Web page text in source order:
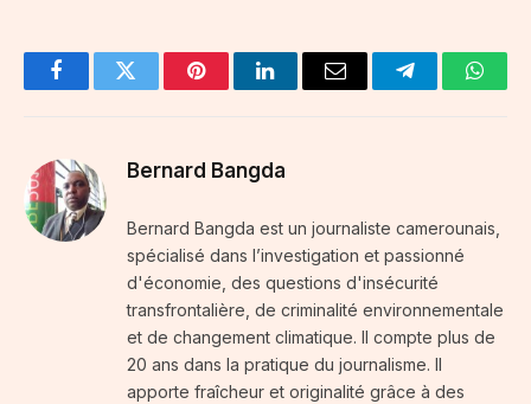
FacebookTwitter PinterestLinkedInEmail Telegram
Bernard Bangda
Bernard Bangda est un journaliste camerounais,
spécialisé dans l’investigation et passionné
d'économie, des questions d'insécurité
transfrontalière, de criminalité environnementale
et de changement climatique. Il compte plus de
20 ans dans la pratique du journalisme. Il
apporte fraîcheur et originalité grâce à des